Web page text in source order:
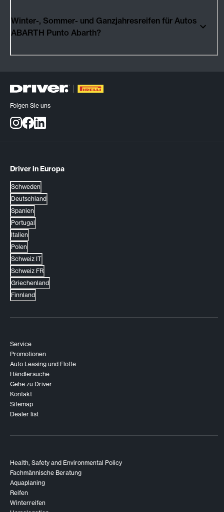
Winter-, Sommer- und Ganzjahresreifen für Autos
ABARTH Punto Abarth?
Folgen Sie uns
Driver in Europa
Schweden
Deutschland
Spanien
Portugal
Italien
Polen
Schweiz IT
Schweiz FR
Griechenland
Finnland
Service
Promotionen
Auto Leasing und Flotte
Händlersuche
Gehe zu Driver
Kontakt
Sitemap
Dealer list
Health, Safety and Environmental Policy
Fachmännische Beratung
Aquaplaning
Reifen
Winterreifen